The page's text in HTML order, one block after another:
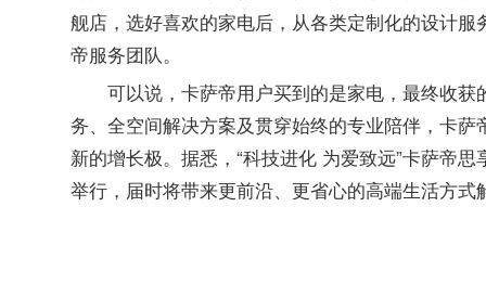
舰店，选好喜欢的家电后，从各类定制化的设计
帝服务团队。
可以说，卡萨帝用户买到的是家电，最终收
务、全空间解决方案及贯穿始终的专业陪伴，卡
新的增长极。据悉，“科技进化 为爱致远”卡萨帝
举行，届时将带来更前沿、更省心的高端生活方式